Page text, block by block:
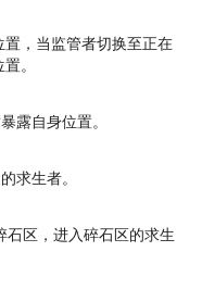
，当监管者切换至正在
。
露自身位置。
求生者。
石区，进入碎石区的求生